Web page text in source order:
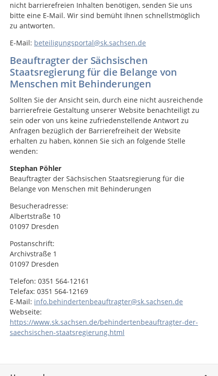
nicht barrierefreien Inhalten benötigen, senden Sie uns
bitte eine E-Mail. Wir sind bemüht Ihnen schnellstmöglich
zu antworten.
E-Mail: beteiligungsportal@sk.sachsen.de
Beauftragter der Sächsischen
Staatsregierung für die Belange von
Menschen mit Behinderungen
Sollten Sie der Ansicht sein, durch eine nicht ausreichende
barrierefreie Gestaltung unserer Website benachteiligt zu
sein oder von uns keine zufriedenstellende Antwort zu
Anfragen bezüglich der Barrierefreiheit der Website
erhalten zu haben, können Sie sich an folgende Stelle
wenden:
Stephan Pöhler
Beauftragter der Sächsischen Staatsregierung für die
Belange von Menschen mit Behinderungen
Besucheradresse:
Albertstraße 10
01097 Dresden
Postanschrift:
Archivstraße 1
01097 Dresden
Telefon: 0351 564-12161
Telefax: 0351 564-12169
E-Mail: info.behindertenbeauftragter@sk.sachsen.de
Webseite:
https://www.sk.sachsen.de/behindertenbeauftragter-der-
saechsischen-staatsregierung.html